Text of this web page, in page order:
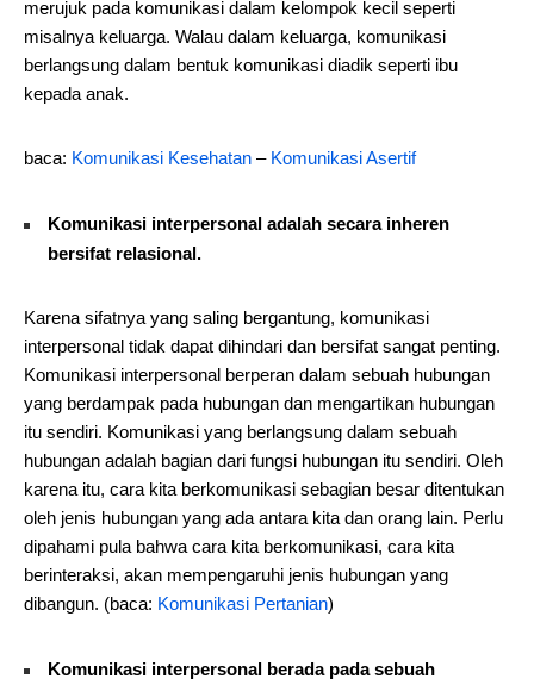
merujuk pada komunikasi dalam kelompok kecil seperti
misalnya keluarga. Walau dalam keluarga, komunikasi
berlangsung dalam bentuk komunikasi diadik seperti ibu
kepada anak.
baca: Komunikasi Kesehatan – Komunikasi Asertif
Komunikasi interpersonal adalah secara inheren
bersifat relasional.
Karena sifatnya yang saling bergantung, komunikasi
interpersonal tidak dapat dihindari dan bersifat sangat penting.
Komunikasi interpersonal berperan dalam sebuah hubungan
yang berdampak pada hubungan dan mengartikan hubungan
itu sendiri. Komunikasi yang berlangsung dalam sebuah
hubungan adalah bagian dari fungsi hubungan itu sendiri. Oleh
karena itu, cara kita berkomunikasi sebagian besar ditentukan
oleh jenis hubungan yang ada antara kita dan orang lain. Perlu
dipahami pula bahwa cara kita berkomunikasi, cara kita
berinteraksi, akan mempengaruhi jenis hubungan yang
dibangun. (baca: Komunikasi Pertanian)
Komunikasi interpersonal berada pada sebuah